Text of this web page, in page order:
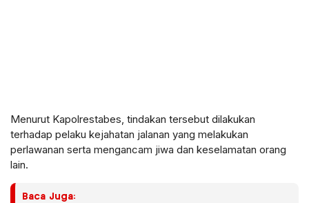
Menurut Kapolrestabes, tindakan tersebut dilakukan
terhadap pelaku kejahatan jalanan yang melakukan
perlawanan serta mengancam jiwa dan keselamatan orang
lain.
Baca Juga: